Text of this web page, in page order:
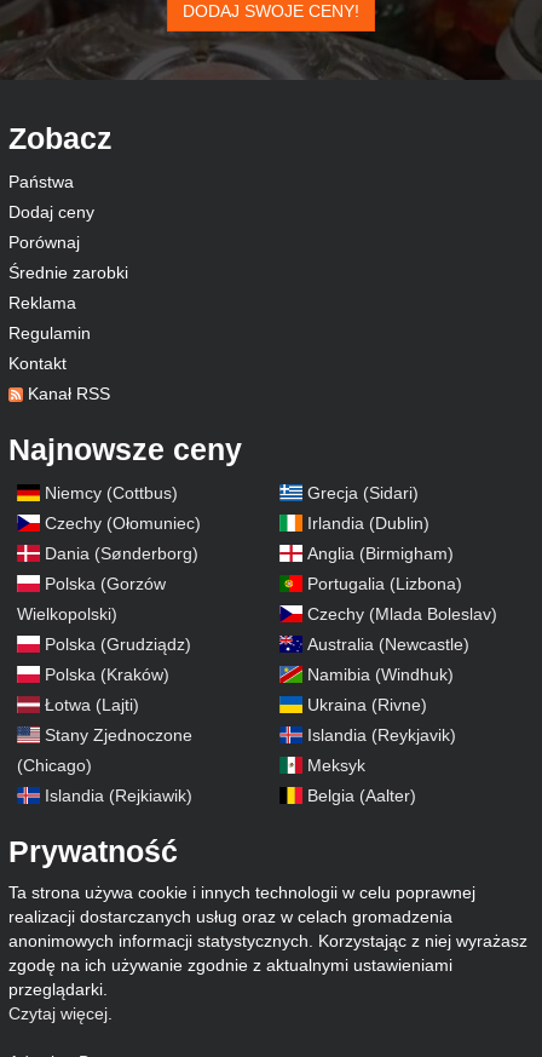
DODAJ SWOJE CENY!
Zobacz
Państwa
Dodaj ceny
Porównaj
Średnie zarobki
Reklama
Regulamin
Kontakt
Kanał RSS
Najnowsze ceny
Niemcy (Cottbus)
Czechy (Ołomuniec)
Dania (Sønderborg)
Polska (Gorzów
Wielkopolski)
Polska (Grudziądz)
Polska (Kraków)
Łotwa (Lajti)
Stany Zjednoczone
(Chicago)
Islandia (Rejkiawik)
Grecja (Sidari)
Irlandia (Dublin)
Anglia (Birmigham)
Portugalia (Lizbona)
Czechy (Mlada Boleslav)
Australia (Newcastle)
Namibia (Windhuk)
Ukraina (Rivne)
Islandia (Reykjavik)
Meksyk
Belgia (Aalter)
Prywatność
Ta strona używa cookie i innych technologii w celu poprawnej
realizacji dostarczanych usług oraz w celach gromadzenia
anonimowych informacji statystycznych. Korzystając z niej wyrażasz
zgodę na ich używanie zgodnie z aktualnymi ustawieniami
przeglądarki.
Czytaj więcej